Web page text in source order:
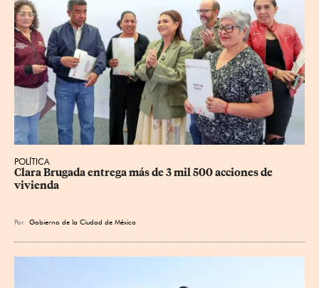
POLÍTICA
Clara Brugada entrega más de 3 mil 500 acciones de
vivienda
Por Gobierno de la Ciudad de México